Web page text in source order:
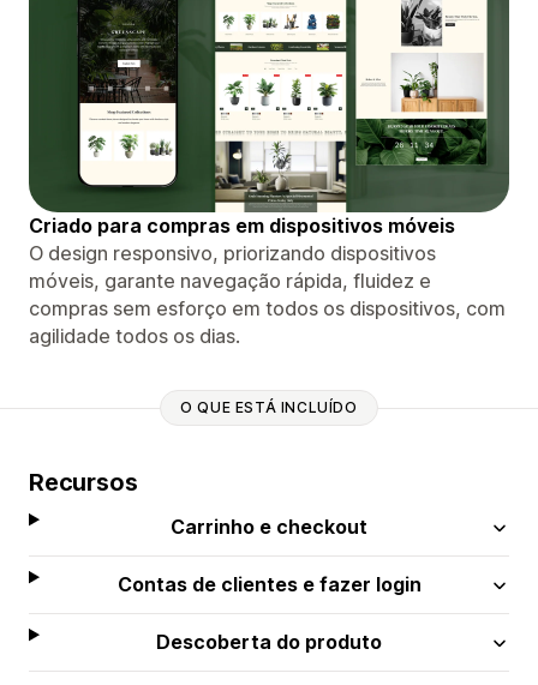
Criado para compras em dispositivos móveis
O design responsivo, priorizando dispositivos
móveis, garante navegação rápida, fluidez e
compras sem esforço em todos os dispositivos, com
agilidade todos os dias.
O QUE ESTÁ INCLUÍDO
Recursos
Carrinho e checkout
Contas de clientes e fazer login
Descoberta do produto